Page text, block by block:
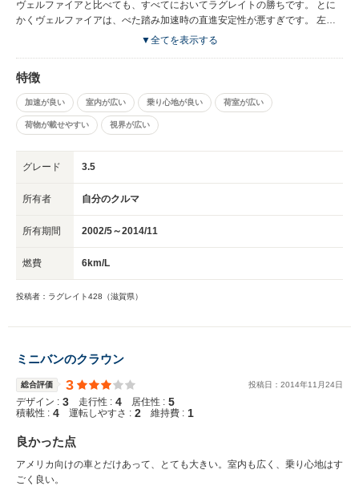
ヴェルファイアと比べても、すべてにおいてラグレイトの勝ちです。 とに
かくヴェルファイアは、べた踏み加速時の直進安定性が悪すぎです。 左右
によれながら加速していく感じで、恐怖感が出ます。 ラグレイトは高速走
ァイアには、ふらつきすぎるのでTEINの車高調付けました。 ヴェルファイ
アの室内操作する電動スライドボタンの位置も悪すぎます。 ラグレイト
は、最高に良い車でした。 正規輸入されていたら間違いなく購入していた
と思います。
▼全てを表示する
特徴
加速が良い 室内が広い 乗り心地が良い 荷室が広い
荷物が載せやすい 視界が広い
グレード 3.5
所有者 自分のクルマ
所有期間 2002/5～2014/11
燃費 6km/L
投稿者：ラグレイト428（滋賀県）
ミニバンのクラウン
総合評価 3 投稿日： 2014年11 月24日
デザイン : 3 走行性 : 4 居住性 : 5
積載性 : 4 運転しやすさ : 2 維持費 : 1
良かった点
アメリカ向けの車とだけあって、とても大きい。室内も広く、乗り心地はす
ごく良い。